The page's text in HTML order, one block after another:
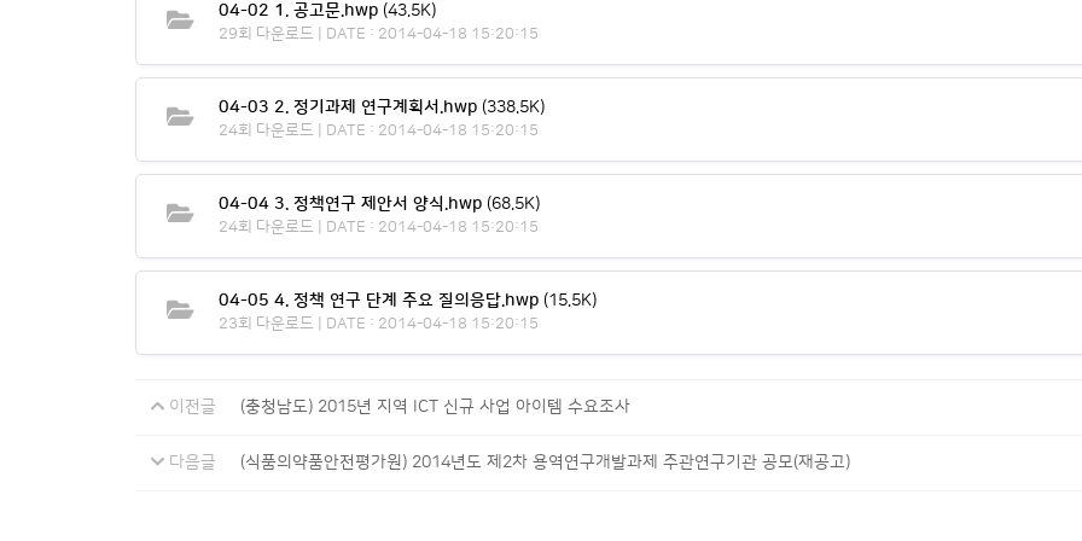
04-02 1. 공고문.hwp (43.5K)
29회 다운로드 | DATE : 2014-04-18 15:20:15
04-03 2. 정기과제 연구계획서.hwp (338.5K)
24회 다운로드 | DATE : 2014-04-18 15:20:15
04-04 3. 정책연구 제안서 양식.hwp (68.5K)
24회 다운로드 | DATE : 2014-04-18 15:20:15
04-05 4. 정책 연구 단계 주요 질의응답.hwp (15.5K)
23회 다운로드 | DATE : 2014-04-18 15:20:15
이전글 (충청남도) 2015년 지역 ICT 신규 사업 아이템 수요조사
다음글 (식품의약품안전평가원) 2014년도 제2차 용역연구개발과제 주관연구기관 공모(재공고)